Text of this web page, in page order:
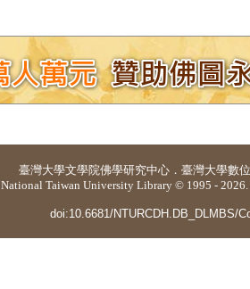
臺灣大學文學院佛學研究中心 ． 臺灣大學數
National Taiwan University Library © 1995 - 2026.
doi:10.6681/NTURCDH.DB_DLMBS/